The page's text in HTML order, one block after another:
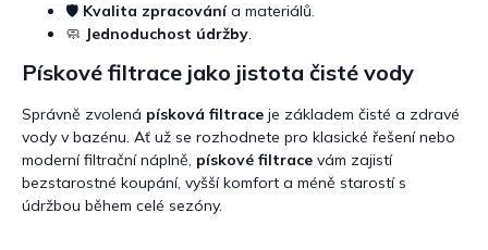
🛡️ Kvalita zpracovánía materiálů.
🧼 Jednoduchost údržby.
Pískové filtrace jako jistota čisté vody
Správně zvolená písková filtrace je základem čisté a zdravé
vody v bazénu. Ať už se rozhodnete pro klasické řešení nebo
moderní filtrační náplně, pískové filtrace vám zajistí
bezstarostné koupání, vyšší komfort a méně starostí s
údržbou během celé sezóny.